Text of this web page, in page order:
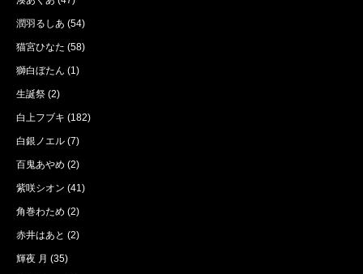
潤羽るしあ (54)
猫宮ひなた (58)
獅白ぼたん (1)
生誕祭 (2)
白上フブキ (182)
白銀ノエル (7)
百鬼あやめ (2)
紫咲シオン (41)
角巻わため (2)
赤井はあと (2)
輝夜 月 (35)